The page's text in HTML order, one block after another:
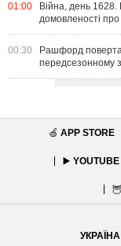
01:00
Війна, день
домовленості
00:30
Рашфорд
передсезонному
🍏 APP STORE
▶️ YOUTUBE
🦉
УКРАЇНА